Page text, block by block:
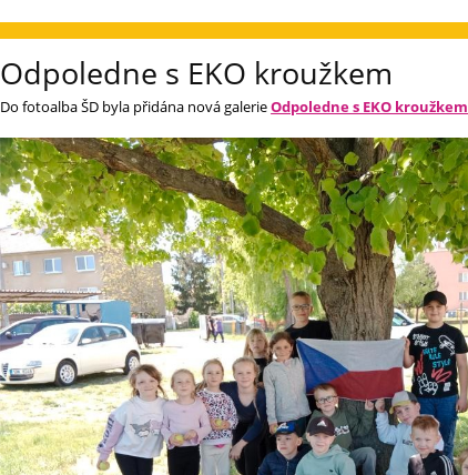
Odpoledne s EKO kroužkem
Do fotoalba ŠD byla přidána nová galerieOdpoledne s EKO kroužkem